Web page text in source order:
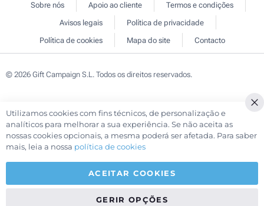
Sobre nós Apoio ao cliente
Termos e condições
Avisos legais
Política de privacidade
Política de cookies
Mapa do site Contacto
© 2026 Gift Campaign S.L. Todos os direitos reservados.
Utilizamos cookies com fins técnicos, de personalização e
analíticos para melhorar a sua experiência. Se não aceita as
nossas cookies opcionais, a mesma poderá ser afetada. Para saber
mais, leia a nossa política de cookies
ACEITAR COOKIES
GERIR OPÇÕES